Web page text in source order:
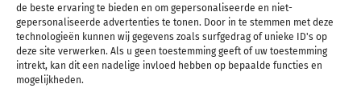
de beste ervaring te bieden en om gepersonaliseerde en niet-
gepersonaliseerde advertenties te tonen. Door in te stemmen met deze
technologieën kunnen wij gegevens zoals surfgedrag of unieke ID's op
deze site verwerken. Als u geen toestemming geeft of uw toestemming
intrekt, kan dit een nadelige invloed hebben op bepaalde functies en
mogelijkheden.